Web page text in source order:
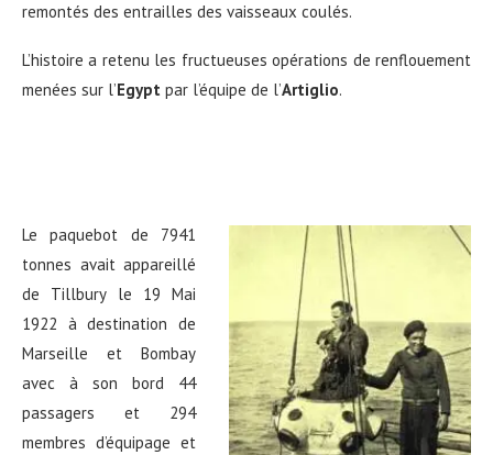
remontés des entrailles des vaisseaux coulés.
L’histoire a retenu les fructueuses opérations de renflouement
menées sur l’Egypt par l’équipe de l’Artiglio.
Le paquebot de 7941
tonnes avait appareillé
de Tillbury le 19 Mai
1922 à destination de
Marseille et Bombay
avec à son bord 44
passagers et 294
membres d’équipage et